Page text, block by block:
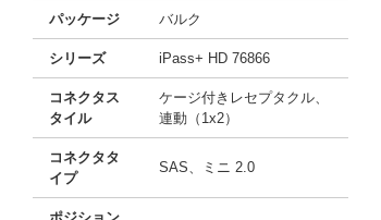
パッケージ バルク
シリーズ iPass+ HD 76866
コネクタス
タイル
ケージ付きレセプタクル、
連動（1x2）
コネクタタ
イプ
SAS、ミニ 2.0